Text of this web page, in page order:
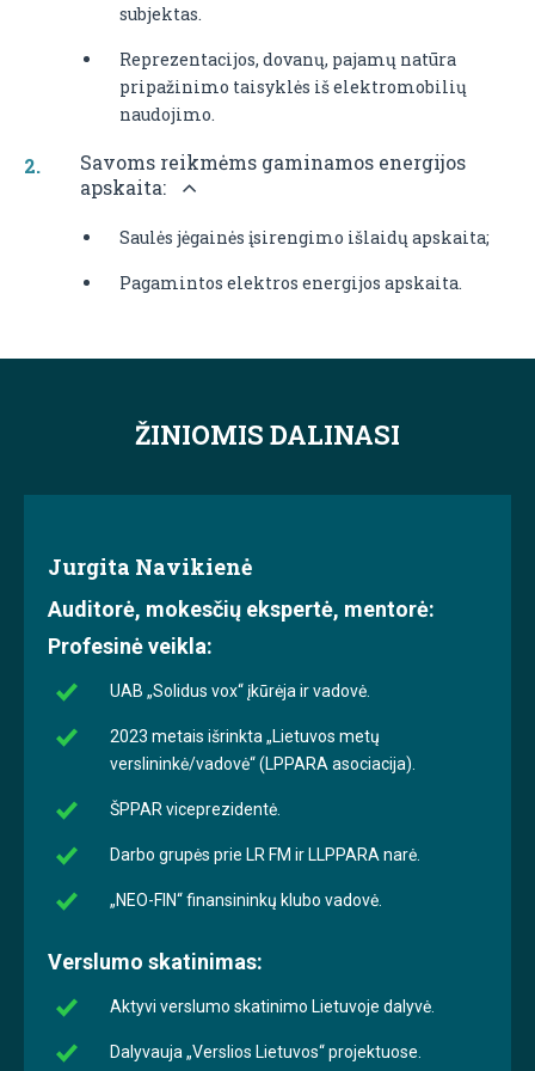
subjektas.
Reprezentacijos, dovanų, pajamų natūra
pripažinimo taisyklės iš elektromobilių
naudojimo.
Savoms reikmėms gaminamos energijos
apskaita:
Saulės jėgainės įsirengimo išlaidų apskaita;
Pagamintos elektros energijos apskaita.
ŽINIOMIS DALINASI
Jurgita Navikienė
Auditorė, mokesčių ekspertė, mentorė:
Profesinė veikla:
UAB „Solidus vox“ įkūrėja ir vadovė.
2023 metais išrinkta „Lietuvos metų
verslininkė/vadovė“ (LPPARA asociacija).
ŠPPAR viceprezidentė.
Darbo grupės prie LR FM ir LLPPARA narė.
„NEO-FIN“ finansininkų klubo vadovė.
Verslumo skatinimas:
Aktyvi verslumo skatinimo Lietuvoje dalyvė.
Dalyvauja „Verslios Lietuvos“ projektuose.